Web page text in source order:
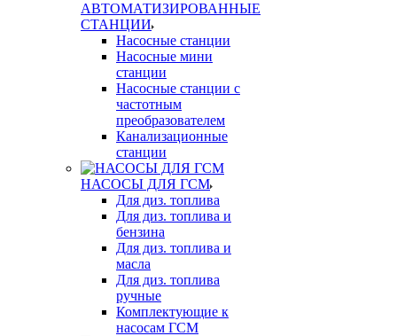
АВТОМАТИЗИРОВАННЫЕ
СТАНЦИИ
Насосные станции
Насосные мини
станции
Насосные станции с
частотным
преобразователем
Канализационные
станции
НАСОСЫ ДЛЯ ГСМ
Для диз. топлива
Для диз. топлива и
бензина
Для диз. топлива и
масла
Для диз. топлива
ручные
Комплектующие к
насосам ГСМ